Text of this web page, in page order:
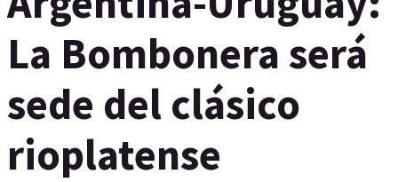
La Bombonera será
sede del clásico
rioplatense